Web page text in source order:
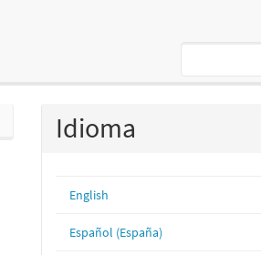
Idioma
English
Español (España)